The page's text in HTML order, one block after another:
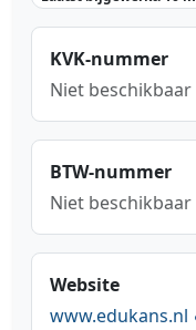
KVK-nummer
Niet beschikbaar
BTW-nummer
Niet beschikbaar
Website
www.edukans.nl